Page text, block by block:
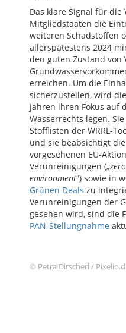
Das klare Signal für die
Mitgliedstaaten die
weiteren Schadstoffen
allerspätestens 2024
den guten Zustand von
erreichen. Um die
sicherzustellen, wird
Jahren ihren Fokus auf
Wasserrechts legen.
Stofflisten der WRRL-
und sie beabsichtigt
vorgesehenen EU-
Verunreinigungen („
environment“) sowie in
Grünen Deals zu
Verunreinigungen der
gesehen wird, sind die
PAN-Stellungnahme
© Petra Dirscherl /